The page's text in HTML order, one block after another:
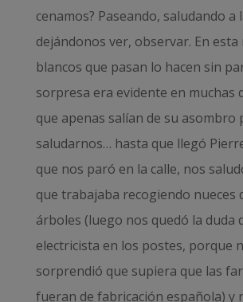
cenamos? Paseando, saludando a
dejándonos ver, observar. En
blancos que pasan lo hacen sin
sorpresa era evidente en muchas
que apenas salían de su asombro
saludarnos… hasta que llegó
que nos paró en la calle, nos
que trabajaba recogiendo nueces
árboles (luego nos quedó la duda
electricista en los postes, porque
sorprendió que supiera que las
fueran de fabricación española) y